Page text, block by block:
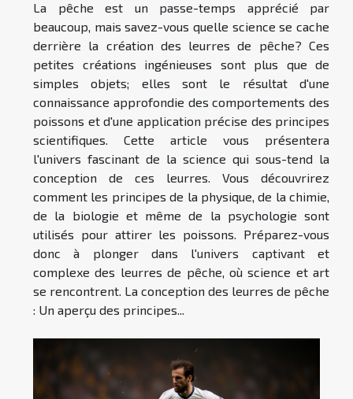
La pêche est un passe-temps apprécié par
beaucoup, mais savez-vous quelle science se cache
derrière la création des leurres de pêche? Ces
petites créations ingénieuses sont plus que de
simples objets; elles sont le résultat d'une
connaissance approfondie des comportements des
poissons et d'une application précise des principes
scientifiques. Cette article vous présentera
l'univers fascinant de la science qui sous-tend la
conception de ces leurres. Vous découvrirez
comment les principes de la physique, de la chimie,
de la biologie et même de la psychologie sont
utilisés pour attirer les poissons. Préparez-vous
donc à plonger dans l'univers captivant et
complexe des leurres de pêche, où science et art
se rencontrent. La conception des leurres de pêche
: Un aperçu des principes...